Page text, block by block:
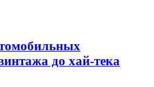
до хай-тека